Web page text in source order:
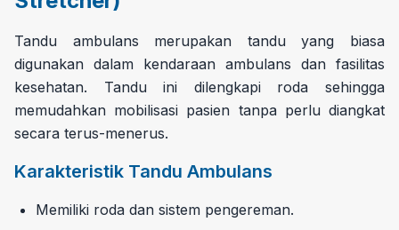
Tandu ambulans merupakan tandu yang biasa
digunakan dalam kendaraan ambulans dan fasilitas
kesehatan. Tandu ini dilengkapi roda sehingga
memudahkan mobilisasi pasien tanpa perlu diangkat
secara terus-menerus.
Karakteristik Tandu Ambulans
Memiliki roda dan sistem pengereman.